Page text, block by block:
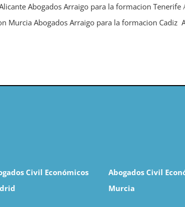
Abogados Arraigo para la formacion Tenerife
Murcia Abogados Arraigo para la formacion Cadiz
Civil Económicos
Abogados Civil
Murcia